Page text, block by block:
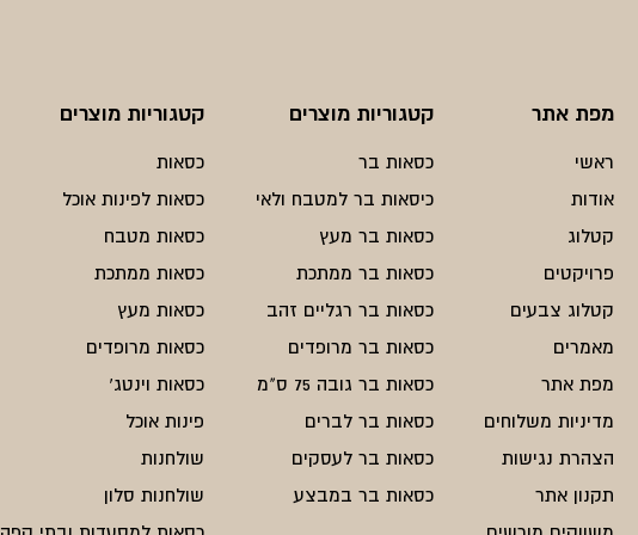
מפת אתר
ראשי
אודות
קטלוג
פרויקטים
קטלוג צבעים
מאמרים
מפת אתר
מדיניות משלוחים
הצהרת נגישות
תקנון אתר
קטגוריות מוצרים
כסאות בר
כיסאות בר למטבח ולאי
כסאות בר מעץ
כסאות בר ממתכת
כסאות בר רגליים זהב
כסאות בר מרופדים
כסאות בר גובה 75 ס"מ
כסאות בר לברים
כסאות בר לעסקים
כסאות בר במבצע
קטגוריות מוצרים
כסאות
כסאות לפינות אוכל
כסאות מטבח
כסאות ממתכת
כסאות מעץ
כסאות מרופדים
כסאות וינטג'
פינות אוכל
שולחנות
שולחנות סלון